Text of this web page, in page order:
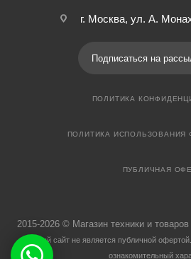
г. Москва, ул. А.
Подписаться на
ПОЛИТИКА
ПОЛИТИКА ИСПОЛЬЗОВАНИЯ
ПУБЛИЧНАЯ
2015-2026 © Магазин техники и
Данный сайт не является публичной
ознакомительный
Принять